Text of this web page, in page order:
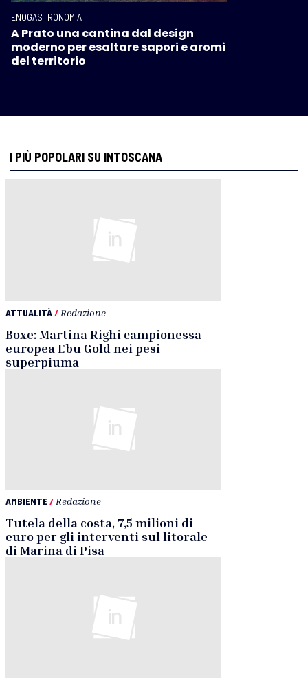
ENOGASTRONOMIA
A Prato una cantina dal design
moderno per esaltare sapori e aromi
del territorio
I PIÙ POPOLARI SU INTOSCANA
ATTUALITÀ/ Redazione
Boxe: Martina Righi campionessa
europea Ebu Gold nei pesi
superpiuma
AMBIENTE/ Redazione
Tutela della costa, 7,5 milioni di
euro per gli interventi sul litorale
di Marina di Pisa